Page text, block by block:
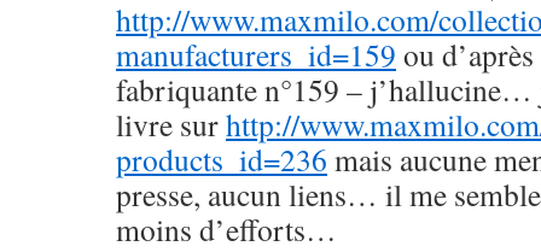
http://www.maxmilo.com/
manufacturers_id=159 ou
fabriquante n°159 – j’hallucine…
livre surhttp://
products_id=236 mais aucune
presse, aucun liens… il me
moins d’efforts…